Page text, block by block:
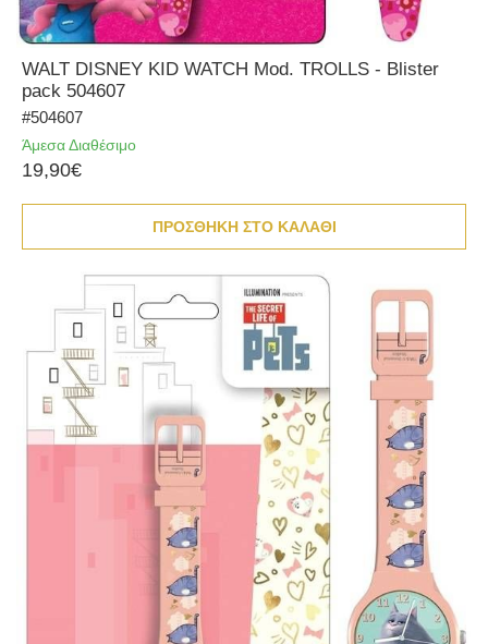
WALT DISNEY KID WATCH Mod. TROLLS - Blister
pack 504607
#504607
Άμεσα Διαθέσιμο
19,90€
ΠΡΟΣΘΗΚΗ ΣΤΟ ΚΑΛΑΘΙ